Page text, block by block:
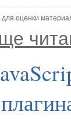
для оценки